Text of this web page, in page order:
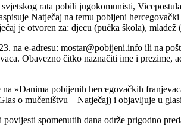
rata pobili jugokomunisti,
Natječaj na temu pobijeni
je otvoren za: djecu (pučka škola), mladež
na e-adresu: mostar@pobijeni.info ili na
Obavezno čitko naznačiti ime i prezime,
»Danima pobijenih hercegovačkih
o mučeništvu – Natječaj) i objavljuje u
spomenutih dana održe prigodno